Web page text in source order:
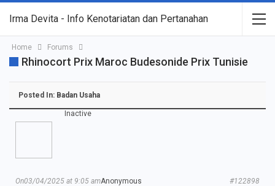
Irma Devita - Info Kenotariatan dan Pertanahan
Home Forums
Rhinocort Prix Maroc Budesonide Prix Tunisie
Posted In: Badan Usaha
Inactive
Anonymous
On03/04/2025 at 9:05 am #122898